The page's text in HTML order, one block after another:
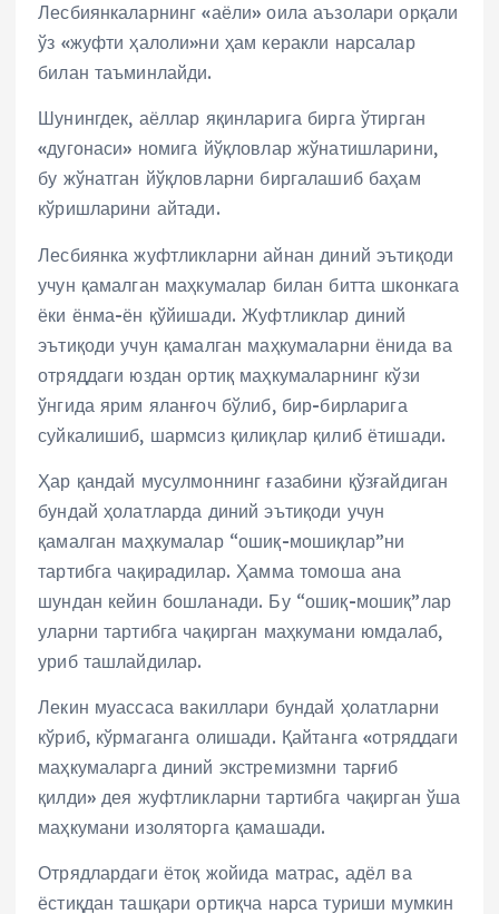
Лесбиянкаларнинг «аёли» оила аъзолари орқали
ўз «жуфти ҳалоли»ни ҳам керакли нарсалар
билан таъминлайди.
Шунингдек, аёллар яқинларига бирга ўтирган
«дугонаси» номига йўқловлар жўнатишларини,
бу жўнатган йўқловларни биргалашиб баҳам
кўришларини айтади.
Лесбиянка жуфтликларни айнан диний эътиқоди
учун қамалган маҳкумалар билан битта шконкага
ёки ёнма-ён қўйишади. Жуфтликлар диний
эътиқоди учун қамалган маҳкумаларни ёнида ва
отряддаги юздан ортиқ маҳкумаларнинг кўзи
ўнгида ярим яланғоч бўлиб, бир-бирларига
суйкалишиб, шармсиз қилиқлар қилиб ётишади.
Ҳар қандай мусулмоннинг ғазабини қўзғайдиган
бундай ҳолатларда диний эътиқоди учун
қамалган маҳкумалар “ошиқ-мошиқлар”ни
тартибга чақирадилар. Ҳамма томоша ана
шундан кейин бошланади. Бу “ошиқ-мошиқ”лар
уларни тартибга чақирган маҳкумани юмдалаб,
уриб ташлайдилар.
Лекин муассаса вакиллари бундай ҳолатларни
кўриб, кўрмаганга олишади. Қайтанга «отряддаги
маҳкумаларга диний экстремизмни тарғиб
қилди» дея жуфтликларни тартибга чақирган ўша
маҳкумани изоляторга қамашади.
Отрядлардаги ётоқ жойида матрас, адёл ва
ёстиқдан ташқари ортиқча нарса туриши мумкин